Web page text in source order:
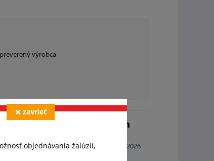
výrobca
Overený zákazník Martin
3. 2. 2026
objednávania žalúzií,
zavrieť